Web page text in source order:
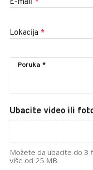
E-mail *
Lokacija *
Ubacite video ili
Možete da ubacite do 3
više od 25 MB.